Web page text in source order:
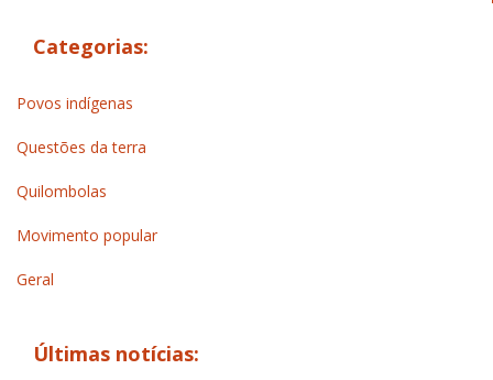
Categorias:
Povos indígenas
Questões da terra
Quilombolas
Movimento popular
Geral
Últimas notícias: